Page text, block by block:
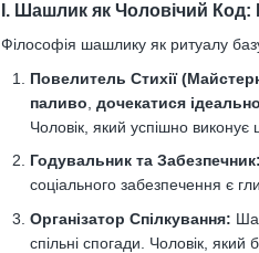
I. Шашлик як Чоловічий
Філософія шашлику як ритуалу
Повелитель Стихії
паливо дочекатися
Чоловік, який успішно виконує
Годувальник та Забезпечник:
соціального забезпечення є
Організатор Спілкування:
спільні спогади. Чоловік,